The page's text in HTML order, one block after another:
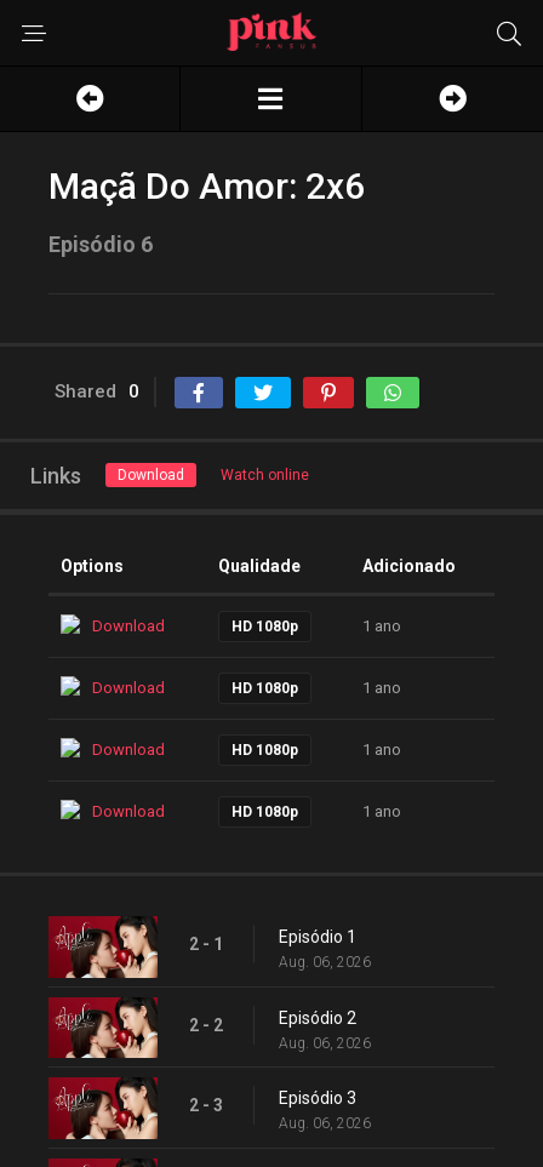
Maçã Do Amor: 2x6
Episódio 6
Shared 0
Links Download Watch online
Options Qualidade Adicionado
Download HD 1080p 1 ano
Download HD 1080p 1 ano
Download HD 1080p 1 ano
Download HD 1080p 1 ano
2 - 1 Episódio 1
Aug. 06, 2026
2 - 2 Episódio 2
Aug. 06, 2026
2 - 3 Episódio 3
Aug. 06, 2026